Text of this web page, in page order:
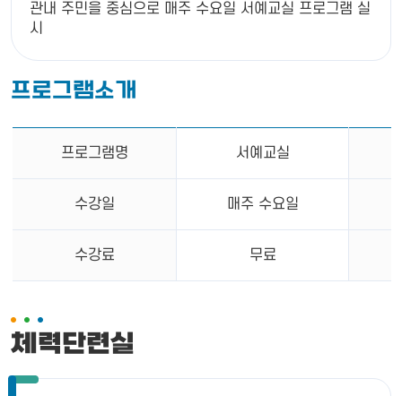
관내 주민을 중심으로 매주 수요일 서예교실 프로그램 실
시
프로그램소개
프로그램명 서예교실
수강일 매주 수요일
수강료 무료
체력단련실